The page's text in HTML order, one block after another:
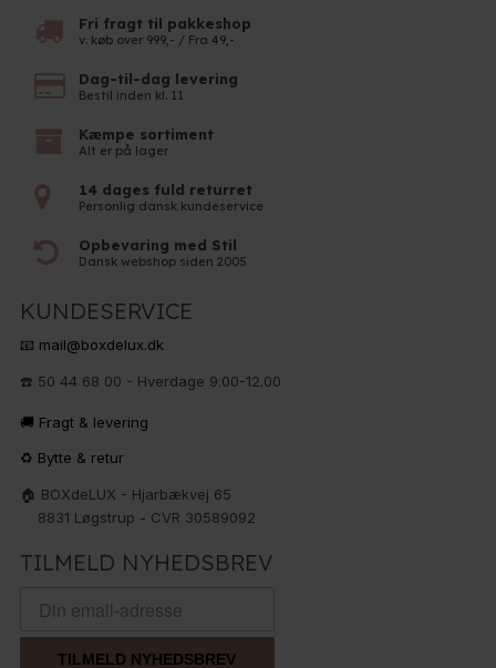
Fri fragt til pakkeshop
v. køb over 999,- / Fra 49,-
Dag-til-dag levering
Bestil inden kl. 11
Kæmpe sortiment
Alt er på lager
14 dages fuld returret
Personlig dansk kundeservice
Opbevaring med Stil
Dansk webshop siden 2005
KUNDESERVICE
📧 mail@boxdelux.dk
☎️ 50 44 68 00 - Hverdage 9.00-12.00
🚚 Fragt & levering
♻️ Bytte & retur
🏠 BOXdeLUX - Hjarbækvej 65
8831 Løgstrup - CVR 30589092
TILMELD NYHEDSBREV
TILMELD NYHEDSBREV